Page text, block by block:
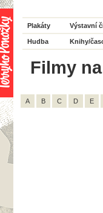
Plakáty Výstavní
Hudba Knihy/
Filmy
A B C D E